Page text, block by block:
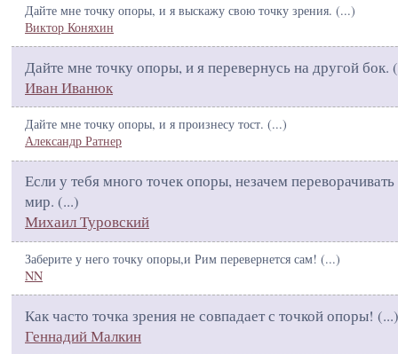
Дайте мне точку опоры, и я выскажу свою точку зрения. (...)
Виктор Коняхин
Дайте мне точку опоры, и я перевернусь на другой бок. (
Иван Иванюк
Дайте мне точку опоры, и я произнесу тост. (...)
Александр Ратнер
Если у тебя много точек опоры, незачем переворачивать
мир. (...)
Михаил Туровский
Заберите у него точку опоры,и Рим перевернется сам! (...)
NN
Как часто точка зрения не совпадает с точкой опоры! (...)
Геннадий Малкин